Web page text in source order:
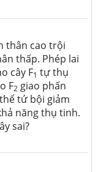
thân cao trội
thấp. Phép lai
cây F1 tự thụ
F2 giao phấn
tứ bội giảm
năng thụ tinh.
sai?